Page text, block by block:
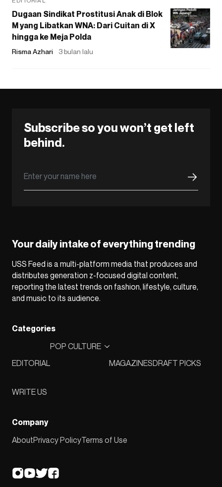
Dugaan Sindikat Prostitusi Anak di Blok
M yang Libatkan WNA: Dari Cuitan di X
hingga ke Meja Polda
Risma Azhari 3 bulan lalu
Subscribe so you won’t get left
behind.
Your daily intake of everything trending
USS Feed is a multi-platform media that produces and
distributes generation z-focused digital content,
reporting the latest trends on fashion, lifestyle, culture,
and music to its audience.
Categories
EDITORIAL
POP CULTURE
MAGAZINESDRAFT PICKS
WRITE US
Company
AboutPrivacy PolicyTerms of Use